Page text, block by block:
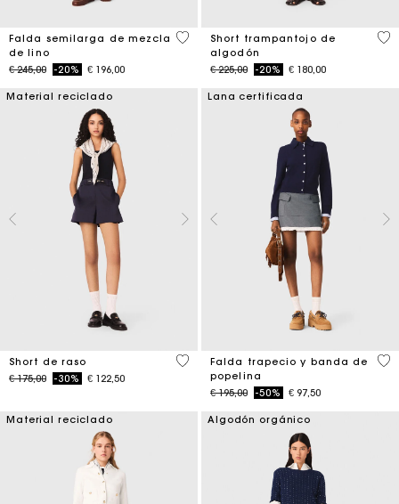
Falda semilarga de mezcla
de lino
Price reduced from
€ 245,00to-20% € 196,00
5 out of 5 Customer Rating
Short trampantojo de
algodón
Price reduced from
€ 225,00to-20% € 180,00
5
Material reciclado
Short de raso
Price reduced from
€ 175,00to-30% € 122,50
5 out of 5 Customer Rating
Lana certificada
Falda trapecio y banda de
popelina
Price reduced from
€ 195,00to-50% € 97,50
3,3
Material reciclado Algodón orgánico